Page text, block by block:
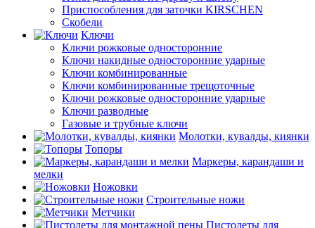
Приспособления для заточки KIRSCHEN
Скобели
Ключи
Ключи рожковые односторонние
Ключи накидные односторонние ударные
Ключи комбинированные
Ключи комбинированные трещоточные
Ключи рожковые односторонние ударные
Ключи разводные
Газовые и трубные ключи
Молотки, кувалды, киянки
Топоры
Маркеры, карандаши и
мелки
Ножовки
Строительные ножи
Метчики
Пистолеты для